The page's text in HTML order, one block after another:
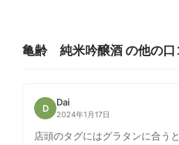
亀齢 純米吟醸酒 の他の口
D
Dai
2024年1月17日
店頭のタグにはグラタンに合う